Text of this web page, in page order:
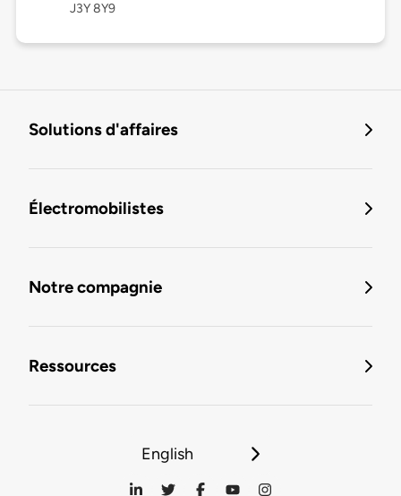
J3Y 8Y9
Solutions d'affaires
Électromobilistes
Notre compagnie
Ressources
English